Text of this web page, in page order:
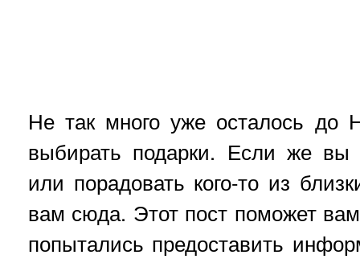
Не так много уже осталось до
выбирать подарки. Если же вы
или порадовать кого-то из
вам сюда. Этот пост поможет
попытались предоставить